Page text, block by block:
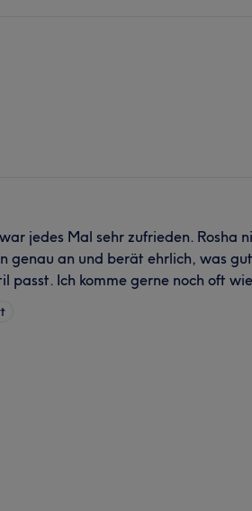
jedes Mal sehr zufrieden. Rosha
genau an und berät ehrlich, was gut
passt. Ich komme gerne noch oft